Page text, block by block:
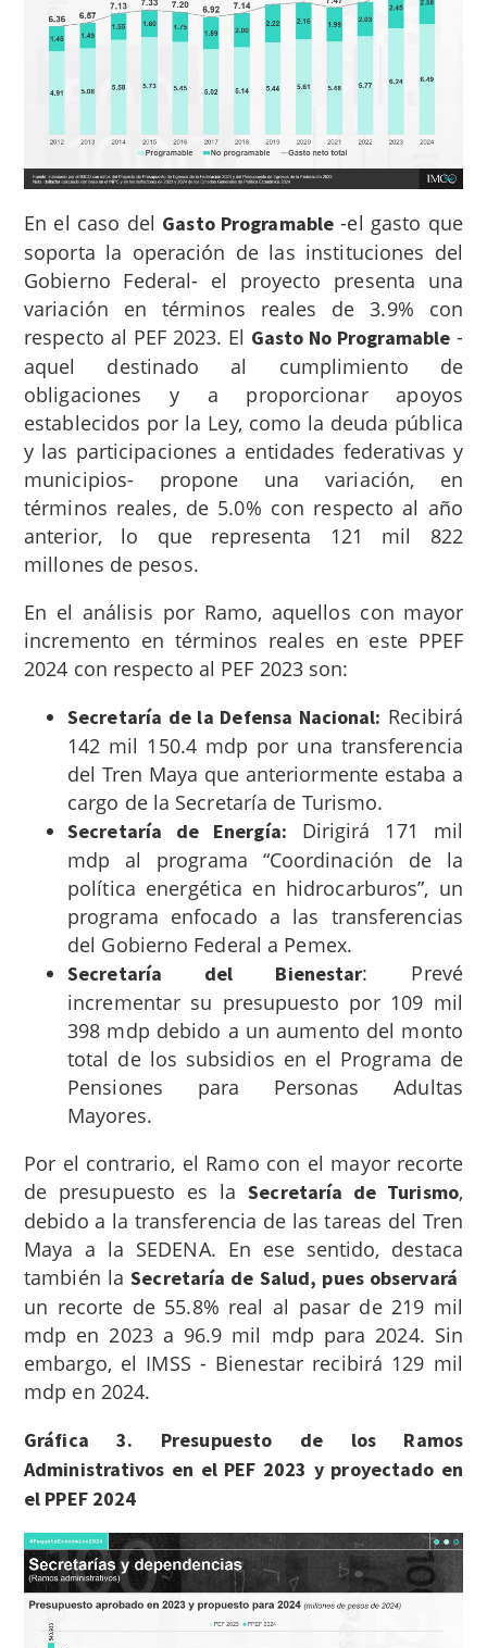
En el caso del Gasto Programable -el gasto que
soporta la operación de las instituciones del
Gobierno Federal- el proyecto presenta una
variación en términos reales de 3.9% con
respecto al PEF 2023. El Gasto No Programable -
aquel destinado al cumplimiento de
obligaciones y a proporcionar apoyos
establecidos por la Ley, como la deuda pública
y las participaciones a entidades federativas y
municipios- propone una variación, en
términos reales, de 5.0% con respecto al año
anterior, lo que representa 121 mil 822
millones de pesos.
En el análisis por Ramo, aquellos con mayor
incremento en términos reales en este PPEF
2024 con respecto al PEF 2023 son:
Secretaría de la Defensa Nacional: Recibirá
142 mil 150.4 mdp por una transferencia
del Tren Maya que anteriormente estaba a
cargo de la Secretaría de Turismo.
Secretaría de Energía: Dirigirá 171 mil
mdp al programa “Coordinación de la
política energética en hidrocarburos”, un
programa enfocado a las transferencias
del Gobierno Federal a Pemex.
Secretaría del Bienestar: Prevé
incrementar su presupuesto por 109 mil
398 mdp debido a un aumento del monto
total de los subsidios en el Programa de
Pensiones para Personas Adultas
Mayores.
Por el contrario, el Ramo con el mayor recorte
de presupuesto es laSecretaría de Turismo,
debido a la transferencia de las tareas del Tren
Maya a la SEDENA. En ese sentido, destaca
también laSecretaría de Salud, pues observará
un recorte de 55.8% real al pasar de 219 mil
mdp en 2023 a 96.9 mil mdp para 2024. Sin
embargo, el IMSS - Bienestar recibirá 129 mil
mdp en 2024.
Gráfica 3. Presupuesto de los Ramos
Administrativos en el PEF 2023 y proyectado en
el PPEF 2024